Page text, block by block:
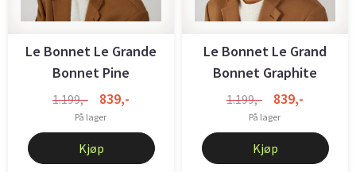
Le Bonnet Le Grande
Bonnet Pine
1.199,- 839,-
På lager
Kjøp
Le Bonnet Le Grand
Bonnet Graphite
1.199,- 839,-
På lager
Kjøp